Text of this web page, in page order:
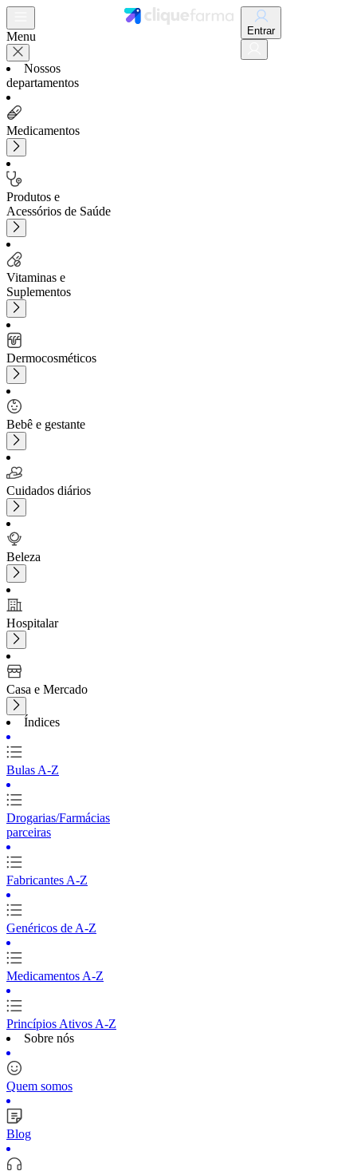
Menu
Nossos
departamentos
Medicamentos
Produtos e
Acessórios de Saúde
Vitaminas e
Suplementos
Dermocosméticos
Bebê e gestante
Cuidados diários
Beleza
Hospitalar
Casa e Mercado
Índices
Bulas A-Z
Drogarias/Farmácias
parceiras
Fabricantes A-Z
Genéricos de A-Z
Medicamentos A-Z
Princípios Ativos A-Z
Sobre nós
Quem somos
Blog
Entrar